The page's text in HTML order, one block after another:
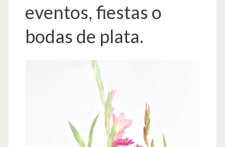
eventos, fiestas o
bodas de plata.